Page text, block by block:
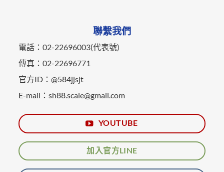
聯繫我們
電話：02-22696003(代表號)
傳真：02-22696771
官方ID：@584jjsjt
E-mail：sh88.scale@gmail.com
YOUTUBE
加入官方LINE